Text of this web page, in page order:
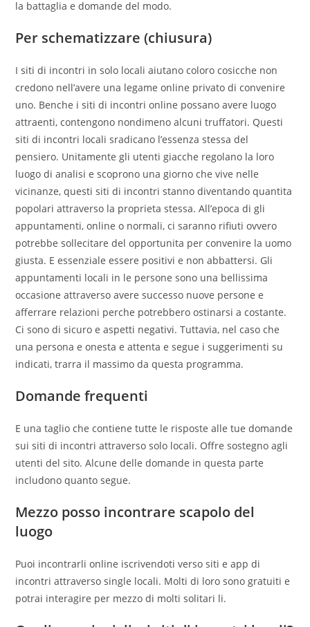
la battaglia e domande del modo.
Per schematizzare (chiusura)
I siti di incontri in solo locali aiutano coloro cosicche non
credono nell’avere una legame online privato di convenire
uno. Benche i siti di incontri online possano avere luogo
attraenti, contengono nondimeno alcuni truffatori. Questi
siti di incontri locali sradicano l’essenza stessa del
pensiero. Unitamente gli utenti giacche regolano la loro
luogo di analisi e scoprono una giorno che vive nelle
vicinanze, questi siti di incontri stanno diventando quantita
popolari attraverso la proprieta stessa. All’epoca di gli
appuntamenti, online o normali, ci saranno rifiuti ovvero
potrebbe sollecitare del opportunita per convenire la uomo
giusta. E essenziale essere positivi e non abbattersi. Gli
appuntamenti locali in le persone sono una bellissima
occasione attraverso avere successo nuove persone e
afferrare relazioni perche potrebbero ostinarsi a costante.
Ci sono di sicuro e aspetti negativi. Tuttavia, nel caso che
una persona e onesta e attenta e segue i suggerimenti su
indicati, trarra il massimo da questa programma.
Domande frequenti
E una taglio che contiene tutte le risposte alle tue domande
sui siti di incontri attraverso solo locali. Offre sostegno agli
utenti del sito. Alcune delle domande in questa parte
includono quanto segue.
Mezzo posso incontrare scapolo del
luogo
Puoi incontrarli online iscrivendoti verso siti e app di
incontri attraverso single locali. Molti di loro sono gratuiti e
potrai interagire per mezzo di molti solitari li.